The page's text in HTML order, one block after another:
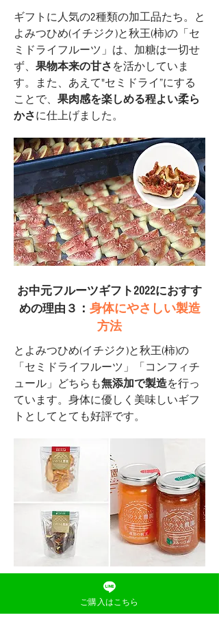
ギフトに人気の2種類の加工品たち。と
よみつひめ(イチジク)と秋王(柿)の「セ
ミドライフルーツ」は、加糖は一切せ
ず、 果物本来の甘さ を活かしていま
す。また、あえて"セミドライ”にする
ことで、 果肉感を楽しめる程よい柔ら
かさに仕上げました。
お中元フルーツギフト2022におすす
めの理由３ ： 身体にやさしい製造
方法
とよみつひめ(イチジク)と秋王(柿)の
「セミドライフルーツ」「コンフィチ
ュール」どちらも無添加で製造を行っ
ています。身体に優しく美味しいギフ
トとしてとても好評です。
お中元フルーツギフト2022におすすめ
：おしゃれなデザイン
ご購入はこちら